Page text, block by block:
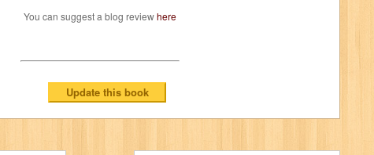
You can suggest a blog reviewhere